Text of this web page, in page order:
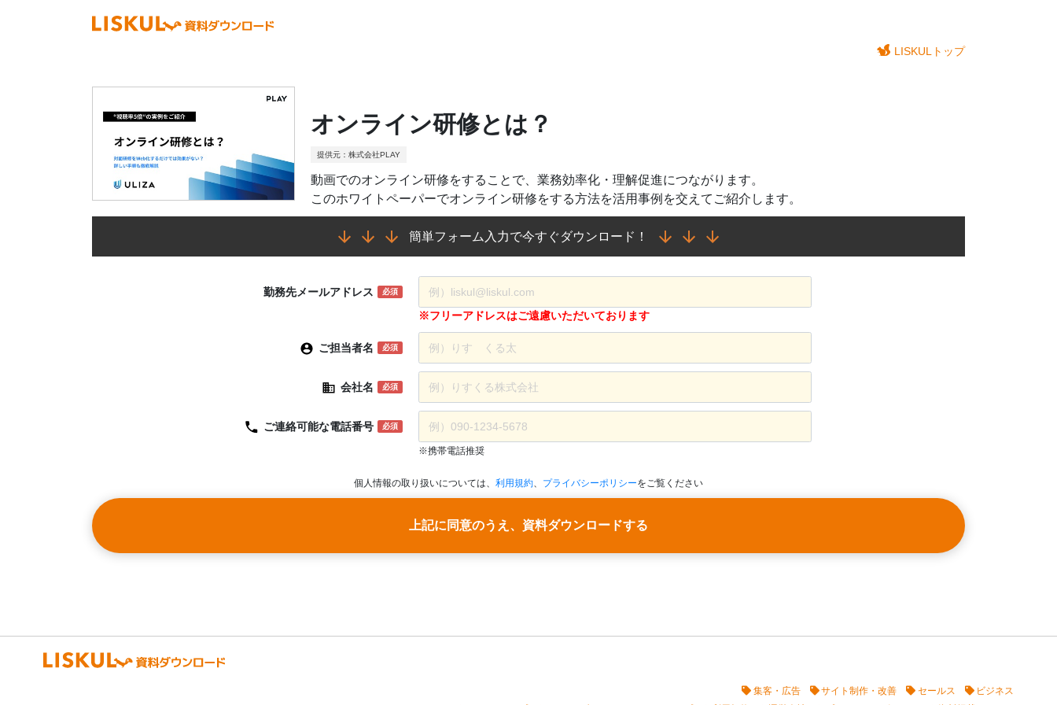
LISKULトップ
オンライン研修とは？
提供元：株式会社PLAY
動画でのオンライン研修をすることで、業務効率化・理解促進につながります。
このホワイトペーパーでオンライン研修をする方法を活用事例を交えてご紹介します。
簡単フォーム入力で今すぐダウンロード！
勤務先メールアドレス 必須
※フリーアドレスはご遠慮いただいております
ご担当者名 必須
会社名 必須
ご連絡可能な電話番号 必須
※携帯電話推奨
個人情報の取り扱いについては、 利用規約、 プライバシーポリシーをご覧ください
上記に同意のうえ、資料ダウンロードする
集客・広告 サイト制作・改善 セールス ビジネス